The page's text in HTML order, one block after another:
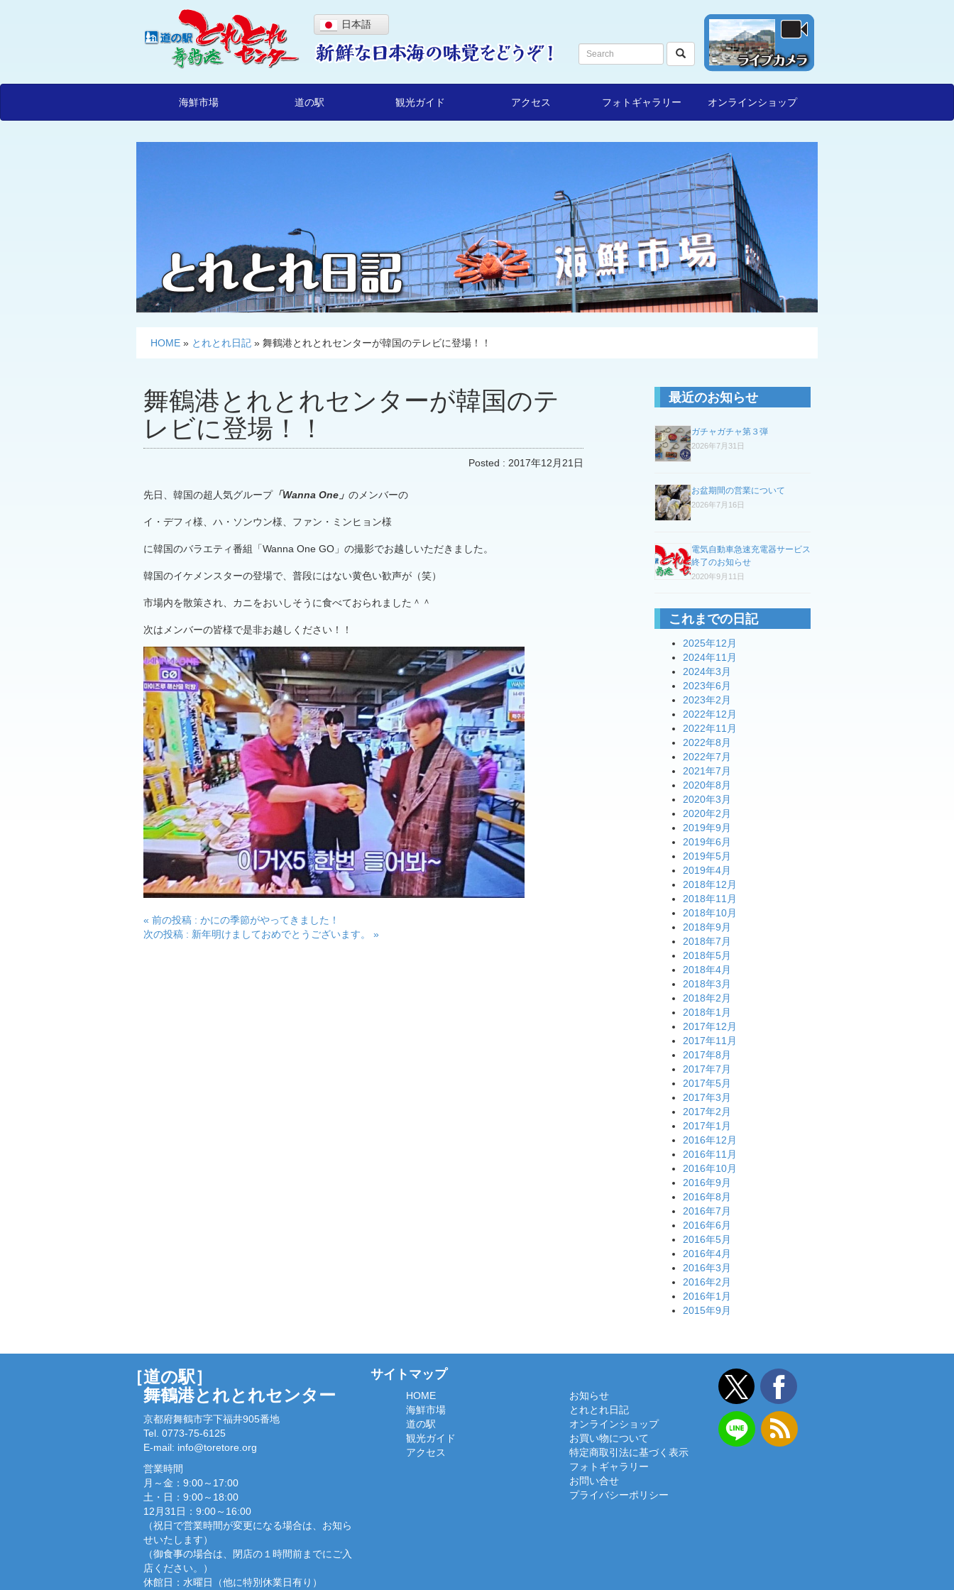
日本語
海鮮市場 道の駅 観光ガイド アクセス フォトギャラリー オンラインショップ
HOME » とれとれ日記 » 舞鶴港とれとれセンターが韓国のテレビに登場！！
舞鶴港とれとれセンターが韓国のテ
レビに登場！！
Posted : 2017年12月21日
先日、韓国の超人気グループ「Wanna One」 のメンバーの
イ・デフィ様、ハ・ソンウン様、ファン・ミンヒョン様
に韓国のバラエティ番組「Wanna One GO」の撮影でお越しいただきました。
韓国のイケメンスターの登場で、普段にはない黄色い歓声が（笑）
市場内を散策され、カニをおいしそうに食べておられました＾＾
次はメンバーの皆様で是非お越しください！！
投
稿
« 前の投稿 : かにの季節がやってきました！
次の投稿 : 新年明けましておめでとうございます。 »
最近のお知らせ
ガチャガチャ第３弾
2026年7月31日
お盆期間の営業について
2026年7月16日
電気自動車急速充電器サービス
終了のお知らせ
2020年9月11日
これまでの日記
2025年12月
2024年11月
2024年3月
2023年6月
2023年2月
2022年12月
2022年11月
2022年8月
2022年7月
2021年7月
2020年8月
2020年3月
2020年2月
2019年9月
2019年6月
2019年5月
2019年4月
2018年12月
2018年11月
2018年10月
2018年9月
2018年7月
2018年5月
2018年4月
2018年3月
2018年2月
2018年1月
2017年12月
2017年11月
2017年8月
2017年7月
2017年5月
2017年3月
2017年2月
2017年1月
2016年12月
2016年11月
2016年10月
2016年9月
2016年8月
2016年7月
2016年6月
2016年5月
2016年4月
2016年3月
2016年2月
2016年1月
2015年9月
［道の駅］
舞鶴港とれとれセンター
京都府舞鶴市字下福井905番地
Tel. 0773-75-6125
E-mail: info@toretore.org
営業時間
月～金：9:00～17:00
土・日：9:00～18:00
12月31日：9:00～16:00
（祝日で営業時間が変更になる場合は、お知ら
せいたします）
（御食事の場合は、閉店の１時間前までにご入
店ください。）
休館日：水曜日（他に特別休業日有り）
サイトマップ
HOME
海鮮市場
道の駅
観光ガイド
アクセス
お知らせ
とれとれ日記
オンラインショップ
お買い物について
特定商取引法に基づく表示
フォトギャラリー
お問い合せ
プライバシーポリシー